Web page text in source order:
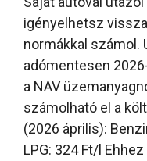
igényelhetsz
normákkal számol.
adómentesen
a NAV
számolható el a
(2026 április):
LPG: 324 Ft/l